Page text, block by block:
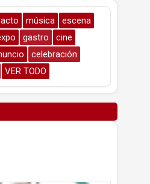
acto música
escena
gastro
cine
celebración
VER TODO